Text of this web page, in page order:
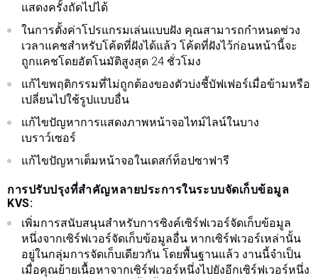
แสดงครั้งถัดไปได้
ในการตั้งค่าโปรแกรมเล่นแบบฝัง คุณสามารถกำหนดช่วง
เวลาแคชสำหรับโค้ดที่ฝังได้แล้ว โค้ดที่ฝังไว้ก่อนหน้านี้จะ
ถูกแคชโดยอัตโนมัติสูงสุด 24 ชั่วโมง
แก้ไขพฤติกรรมที่ไม่ถูกต้องของตัวบ่งชี้บัฟเฟอร์เมื่อข้ามหรือ
เปลี่ยนไปใช้รูปแบบอื่น
แก้ไขปัญหาการแสดงภาพหน้าจอไทม์ไลน์ในบาง
เบราว์เซอร์
แก้ไขปัญหาเต็มหน้าจอในเดสก์ท็อปซาฟารี
การปรับปรุงที่สำคัญหลายประการในระบบจัดเก็บข้อมูล
KVS:
เพิ่มการสนับสนุนสำหรับการซิงค์เซิร์ฟเวอร์จัดเก็บข้อมูล
หนึ่งจากเซิร์ฟเวอร์จัดเก็บข้อมูลอื่น หากเซิร์ฟเวอร์เหล่านั้น
อยู่ในกลุ่มการจัดเก็บเดียวกัน โดยพื้นฐานแล้ว งานนี้จำเป็น
เมื่อคุณย้ายเนื้อหาจากเซิร์ฟเวอร์หนึ่งไปยังอีกเซิร์ฟเวอร์หนึ่ง